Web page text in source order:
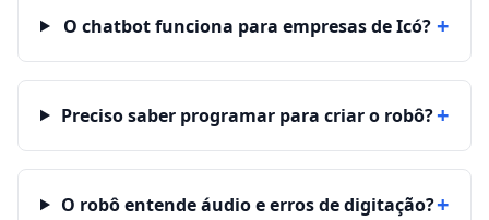
O chatbot funciona para empresas de Icó? +
Preciso saber programar para criar o robô?+
O robô entende áudio e erros de digitação?+